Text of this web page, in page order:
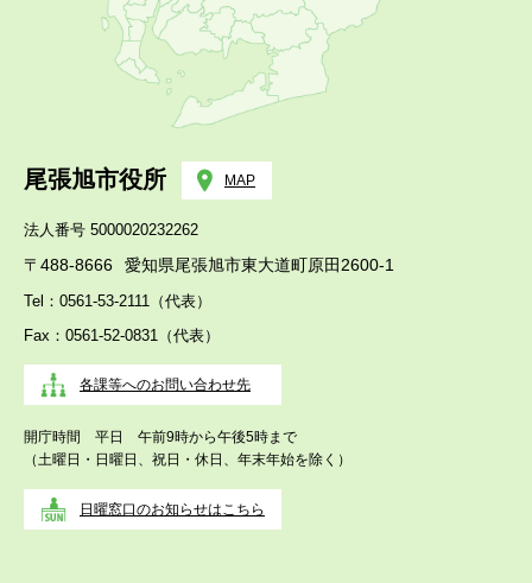
尾張旭市役所 MAP
法人番号 5000020232262
〒488-8666 愛知県尾張旭市東大道町原田2600-1
Tel：0561-53-2111（代表）
Fax：0561-52-0831（代表）
各課等へのお問い合わせ先
開庁時間 平日 午前9時から午後5時まで
（土曜日・日曜日、祝日・休日、年末年始を除く）
日曜窓口のお知らせはこちら